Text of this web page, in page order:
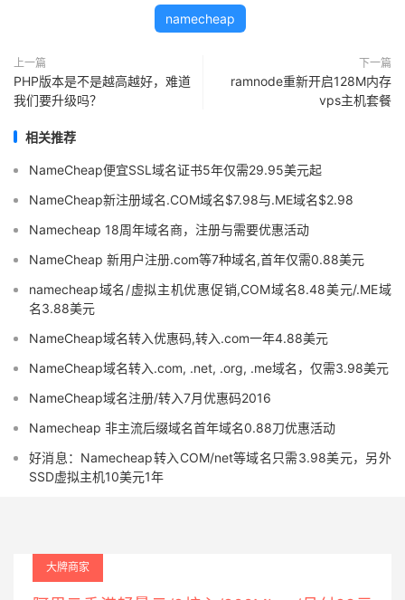
namecheap
上一篇
PHP版本是不是越高越好，难道
我们要升级吗？
下一篇
ramnode重新开启128M内存
vps主机套餐
相关推荐
NameCheap便宜SSL域名证书5年仅需29.95美元起
NameCheap新注册域名.COM域名$7.98与.ME域名$2.98
Namecheap 18周年域名商，注册与需要优惠活动
NameCheap 新用户注册.com等7种域名,首年仅需0.88美元
namecheap域名/虚拟主机优惠促销,COM域名8.48美元/.ME域
名3.88美元
NameCheap域名转入优惠码,转入.com一年4.88美元
NameCheap域名转入.com, .net, .org, .me域名，仅需3.98美元
NameCheap域名注册/转入7月优惠码2016
Namecheap 非主流后缀域名首年域名0.88刀优惠活动
好消息：Namecheap转入COM/net等域名只需3.98美元，另外
SSD虚拟主机10美元1年
大牌商家